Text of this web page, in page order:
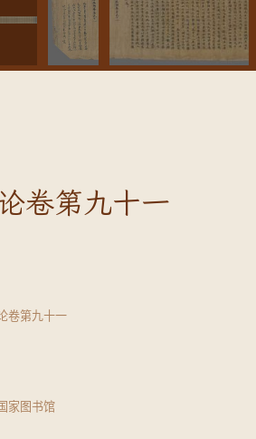
卷第九十一
卷第九十一
家图书馆